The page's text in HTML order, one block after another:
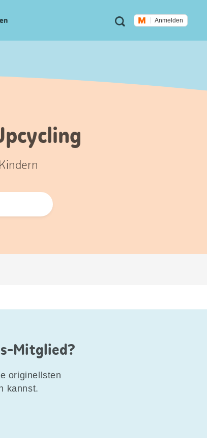
Meta
Navigation
Suche Anmelden
Mitglied?
originellsten
kannst.